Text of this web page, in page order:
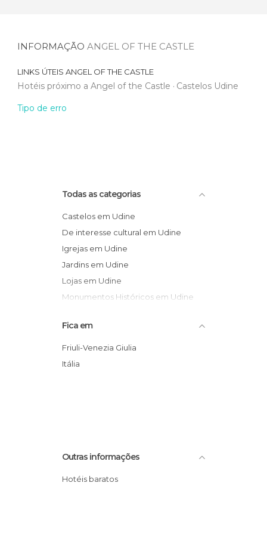
INFORMAÇÃO ANGEL OF THE CASTLE
LINKS ÚTEIS ANGEL OF THE CASTLE
Hotéis próximo a Angel of the Castle Castelos Udine
Tipo de erro
Todas as categorias
Castelos em Udine
De interesse cultural em Udine
Igrejas em Udine
Jardins em Udine
Lojas em Udine
Monumentos Históricos em Udine
Palácios em Udine
Praças em Udine
Fica em
Friuli-Venezia Giulia
Itália
Outras informações
Hotéis baratos